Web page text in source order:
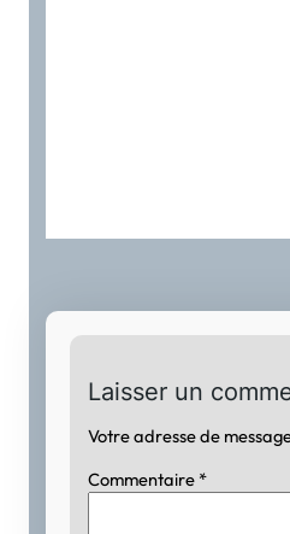
Laisser un
Votre adresse de
Commentaire *